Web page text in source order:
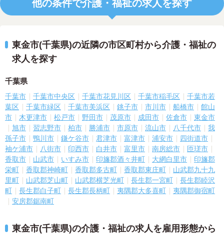
他の条件で介護・福祉の求人を探す
東金市(千葉県)の近隣の市区町村から介護・福祉の
求人を探す
千葉県
千葉市 千葉市中央区 千葉市花見川区 千葉市稲毛区
千葉市若
葉区
千葉市緑区 千葉市美浜区 銚子市 市川市 船橋市
館山
市
木更津市 松戸市 野田市 茂原市 成田市 佐倉市
東金市
旭市
習志野市 柏市 勝浦市 市原市 流山市 八千代市
我
孫子市
鴨川市 鎌ケ谷市 君津市 富津市 浦安市
四街道市
袖ケ浦市
八街市 印西市 白井市 富里市 南房総市
匝瑳市
香取市
山武市 いすみ市 印旛郡酒々井町 大網白里市
印旛郡
栄町
香取郡神崎町 香取郡多古町 香取郡東庄町
山武郡九十九
里町
山武郡芝山町 山武郡横芝光町 長生郡一宮町
長生郡睦沢
町
長生郡白子町 長生郡長柄町 夷隅郡大多喜町
夷隅郡御宿町
安房郡鋸南町
東金市(千葉県)の介護・福祉の求人を雇用形態から